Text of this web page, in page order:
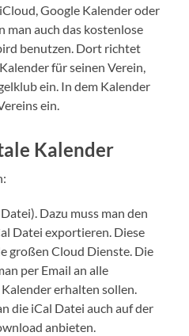
Google Kalender oder
auch das kostenlose
benutzen. Dort richtet
für seinen Verein,
ein. In dem Kalender
ein.
Kalender
Dazu muss man den
Datei exportieren. Diese
großen Cloud Dienste. Die
per Email an alle
erhalten sollen.
die iCal Datei auch auf der
anbieten.